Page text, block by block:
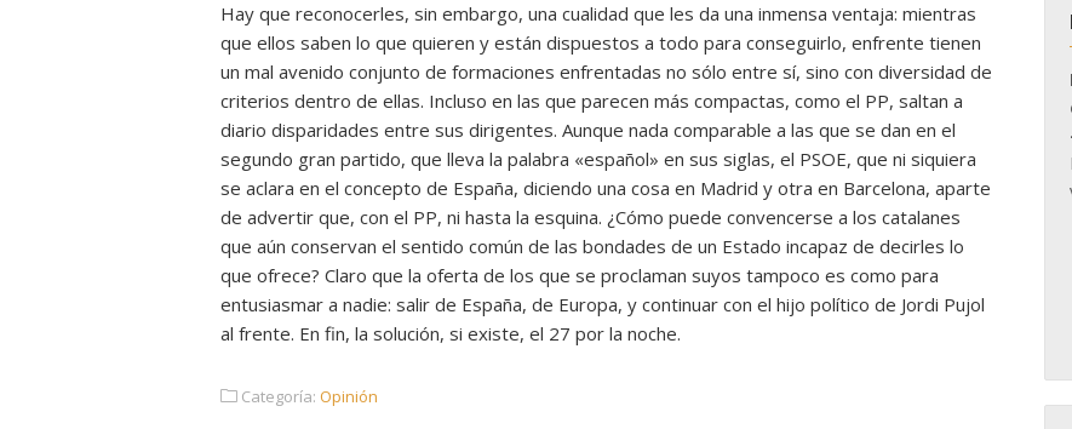
Hay que reconocerles, sin embargo, una cualidad que les da una inmensa ventaja: mientras
que ellos saben lo que quieren y están dispuestos a todo para conseguirlo, enfrente tienen
un mal avenido conjunto de formaciones enfrentadas no sólo entre sí, sino con diversidad de
criterios dentro de ellas. Incluso en las que parecen más compactas, como el PP, saltan a
diario disparidades entre sus dirigentes. Aunque nada comparable a las que se dan en el
segundo gran partido, que lleva la palabra «español» en sus siglas, el PSOE, que ni siquiera
se aclara en el concepto de España, diciendo una cosa en Madrid y otra en Barcelona, aparte
de advertir que, con el PP, ni hasta la esquina. ¿Cómo puede convencerse a los catalanes
que aún conservan el sentido común de las bondades de un Estado incapaz de decirles lo
que ofrece? Claro que la oferta de los que se proclaman suyos tampoco es como para
entusiasmar a nadie: salir de España, de Europa, y continuar con el hijo político de Jordi Pujol
al frente. En fin, la solución, si existe, el 27 por la noche.
Categoría: Opinión